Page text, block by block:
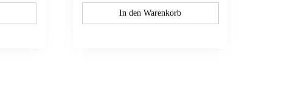
In den Warenkorb